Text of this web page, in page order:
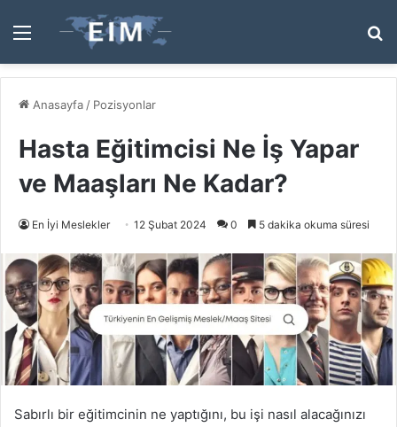
Menü
...
Anasayfa / Pozisyonlar
Hasta Eğitimcisi Ne İş Yapar
ve Maaşları Ne Kadar?
En İyi Meslekler 12 Şubat 2024 0 5 dakika okuma süresi
Sabırlı bir eğitimcinin ne yaptığını, bu işi nasıl alacağınızı